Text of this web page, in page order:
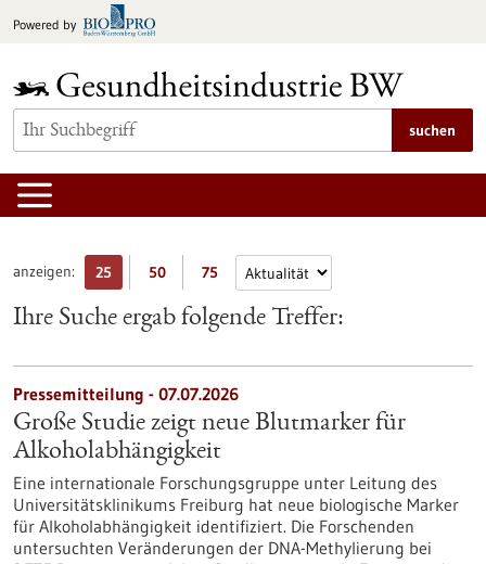
Inhalt
Powered by
suchen
anzeigen: 25 50 75
Ihre Suche ergab folgende Treffer:
Pressemitteilung - 07.07.2026
Große Studie zeigt neue Blutmarker für
Alkoholabhängigkeit
Eine internationale Forschungsgruppe unter Leitung des
Universitätsklinikums Freiburg hat neue biologische Marker
für Alkoholabhängigkeit identifiziert. Die Forschenden
untersuchten Veränderungen der DNA-Methylierung bei